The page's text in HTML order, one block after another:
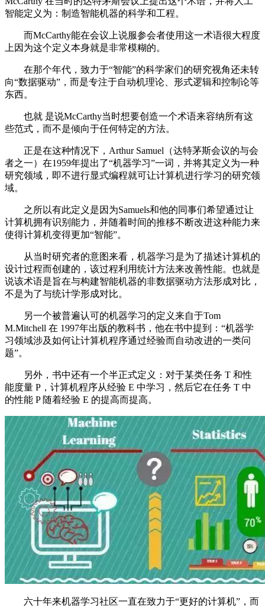
智能定义为：制造智能机器的科学和工程。
而McCarthy能在会议上说服参会者使用这一术语很大程度
上因为这个定义本身就是非常模糊的。
在那个年代，致力于“智能”的科学家们的研究视角还未转
向“数据驱动”，而是专注于自动机理论、形式逻辑和控制论等
东西。
也就 是说McCarthy当时想要创造一个术语来容纳所有这
些范式，而不是倾向于任何特定的方法。
正是在这种情况下，Arthur Samuel（达特茅斯会议的与会
者之一）在1959年提出了“机器学习”一词，并将其定义为一种
研究领域，即不进行显式编程就可让计算机进行学习的研究领
域。
之所以有此定义是因为Samuels和他的同事们希望通过让
计算机拥有识别能力，并随着时间的推移不断改进这种能力来
使得计算机变得更加“智能”。
从当时研究者的意图来看，机器学习是为了描述计算机的
设计过程而创建的，该过程利用统计方法来改善性能。也就是
说该术语是旨在与构建智能机器的非数据驱动方法形成对比，
不是为了与统计学形成对比。
另一个被普遍认可的机器学习的定义来自于Tom
M.Mitchell 在 1997年出版的教科书，他在书中提到：“机器学
习领域涉及如何让计算机程序通过经验而自动改进的一类问
题”。
另外，书中还有一个半正式定义：对于某类任务 T 和性
能度量 P，计算机程序从经验 E 中学习，然后它在任务 T 中
的性能 P 随着经验 E 的提高而提高。
六十年来机器学习社区一直在致力于“更好的计算机”，而